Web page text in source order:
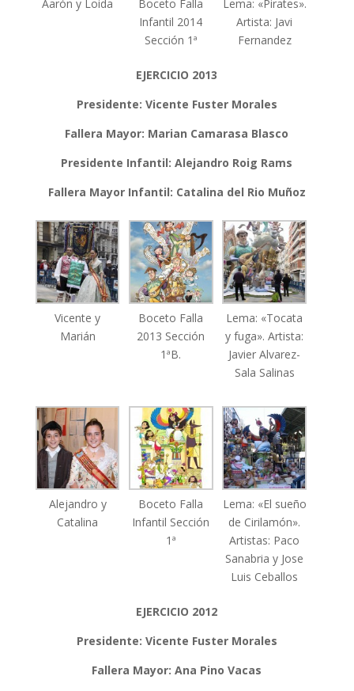
Aarón y Loida
Boceto Falla
Infantil 2014
Sección 1ª
Lema: «Pirates».
Artista: Javi
Fernandez
EJERCICIO 2013
Presidente: Vicente Fuster Morales
Fallera Mayor: Marian Camarasa Blasco
Presidente Infantil: Alejandro Roig Rams
Fallera Mayor Infantil: Catalina del Rio Muñoz
Vicente y
Marián
Boceto Falla
2013 Sección
1ªB.
Lema: «Tocata
y fuga». Artista:
Javier Alvarez-
Sala Salinas
Alejandro y
Catalina
Boceto Falla
Infantil Sección
1ª
Lema: «El sueño
de Cirilamón».
Artistas: Paco
Sanabria y Jose
Luis Ceballos
EJERCICIO 2012
Presidente: Vicente Fuster Morales
Fallera Mayor: Ana Pino Vacas